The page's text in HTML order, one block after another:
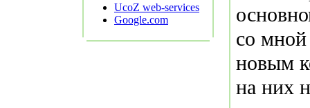
UcoZ web-services
Google.com
со мной
новым
на них